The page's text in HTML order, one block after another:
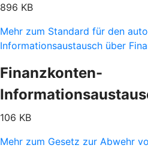
896 KB
Mehr zum Standard für den
Informationsaustausch über
Finanzkonten-
106 KB
Mehr zum Gesetz zur Abwehr